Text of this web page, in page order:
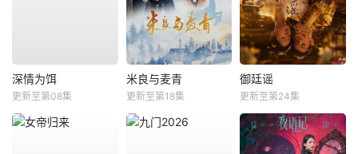
深情为饵
更新至第08集
米良与麦青
更新至第18集
御廷谣
更新至第24集